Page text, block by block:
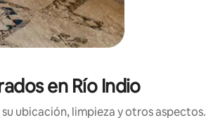
en Río Indio
ubicación, limpieza y otros aspectos.